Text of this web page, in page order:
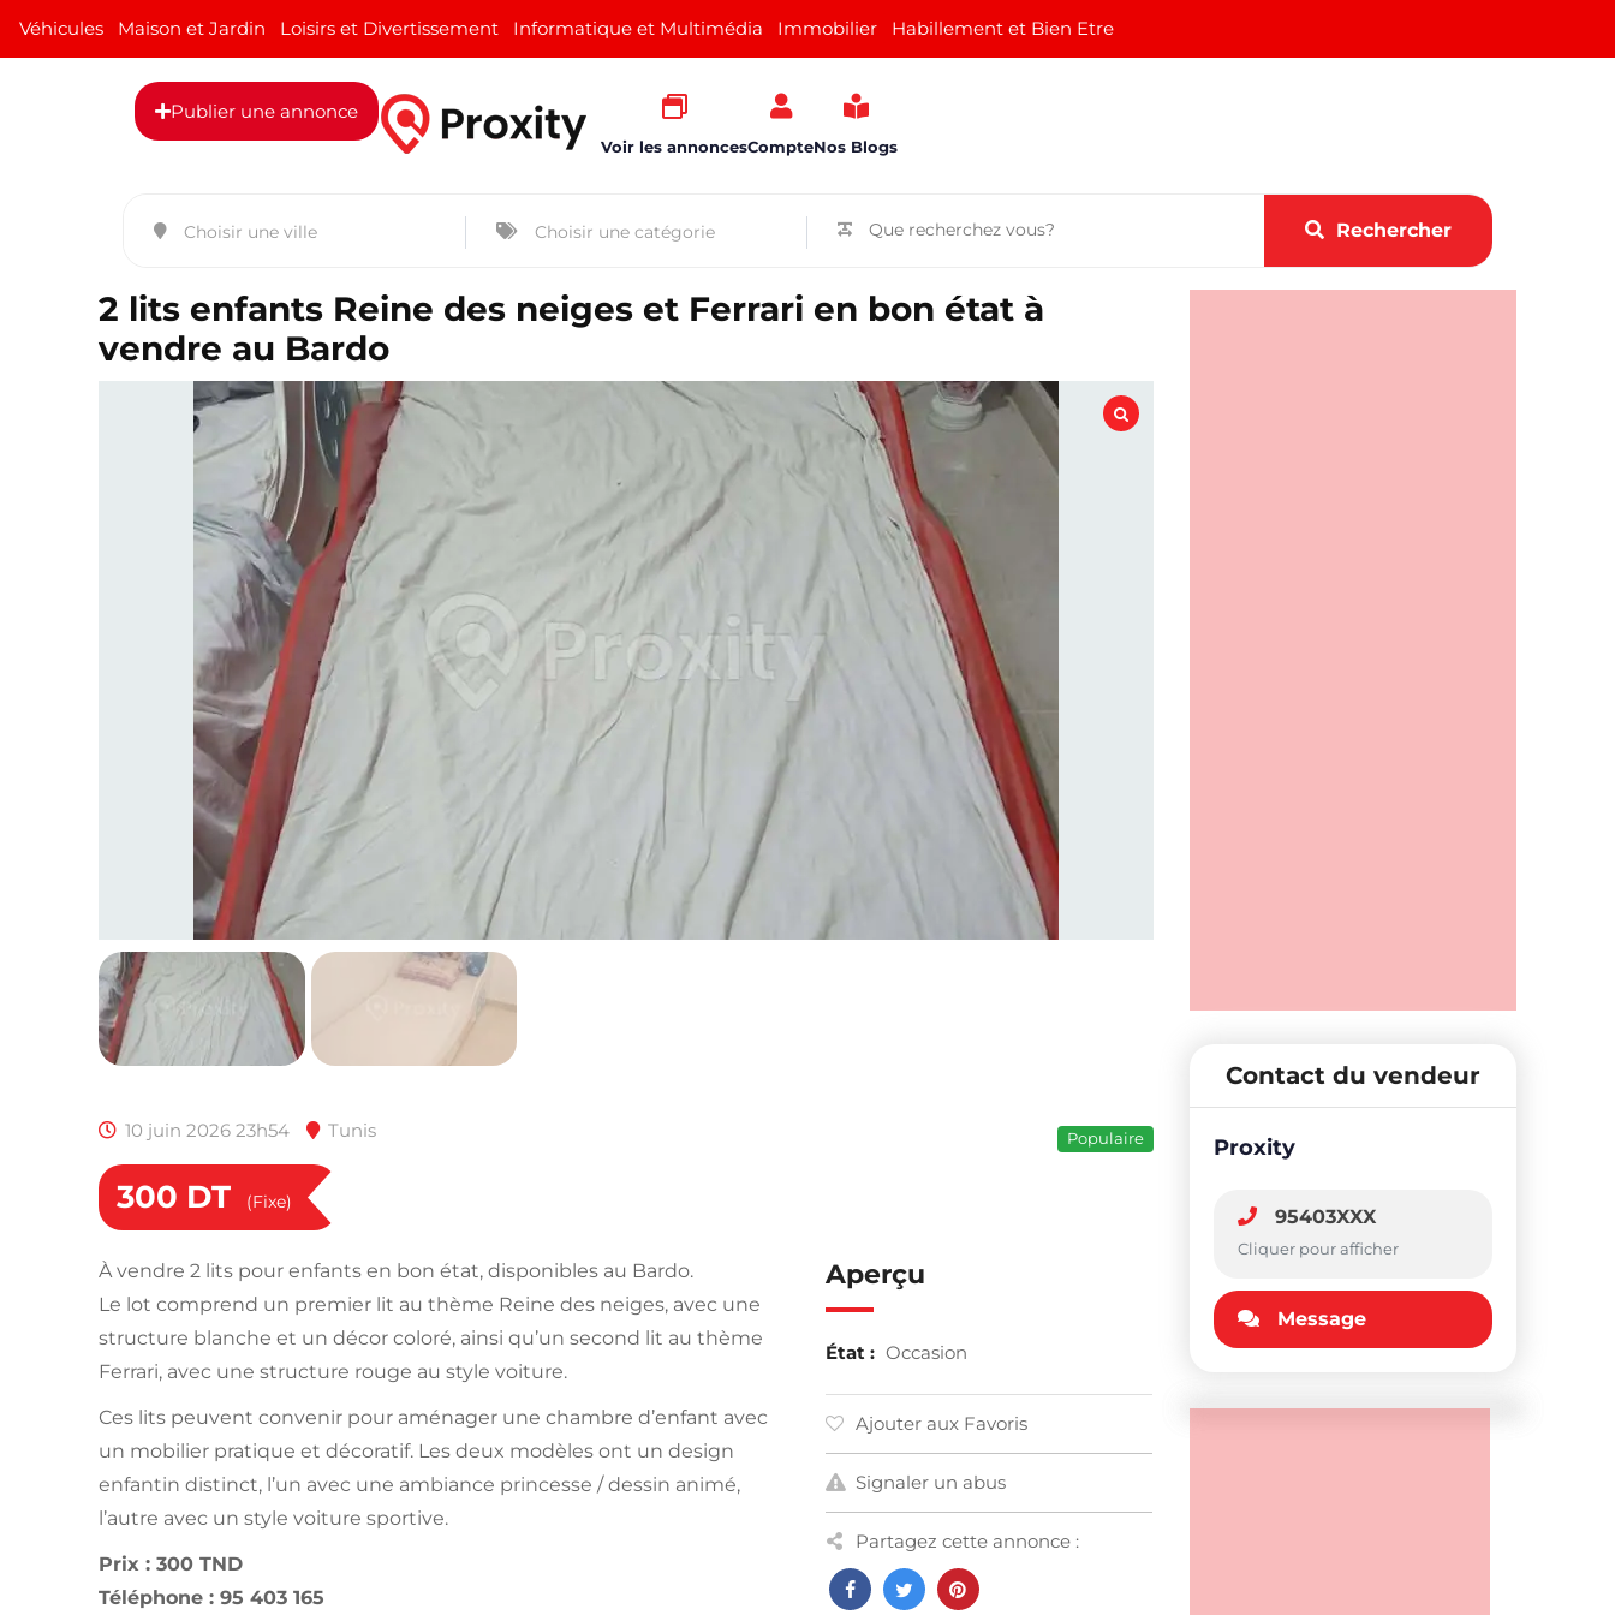
Véhicules Maison et Jardin Loisirs et Divertissement Informatique et Multimédia Immobilier Habillement et Bien Etre
Publier une annonce
Voir les annoncesCompteNos Blogs
Rechercher
2 lits enfants Reine des neiges et Ferrari en bon état à
vendre au Bardo
10 juin 2026 23h54 Tunis Populaire
300 DT (Fixe)
À vendre 2 lits pour enfants en bon état, disponibles au Bardo.
Le lot comprend un premier lit au thème Reine des neiges, avec une
structure blanche et un décor coloré, ainsi qu’un second lit au thème
Ferrari, avec une structure rouge au style voiture.
Ces lits peuvent convenir pour aménager une chambre d’enfant avec
un mobilier pratique et décoratif. Les deux modèles ont un design
enfantin distinct, l’un avec une ambiance princesse / dessin animé,
l’autre avec un style voiture sportive.
Prix : 300 TND
Téléphone : 95 403 165
Aperçu
État : Occasion
Ajouter aux Favoris
Signaler un abus
Partagez cette annonce :
Contact du vendeur
Proxity
95403XXX
Cliquer pour afficher
Message